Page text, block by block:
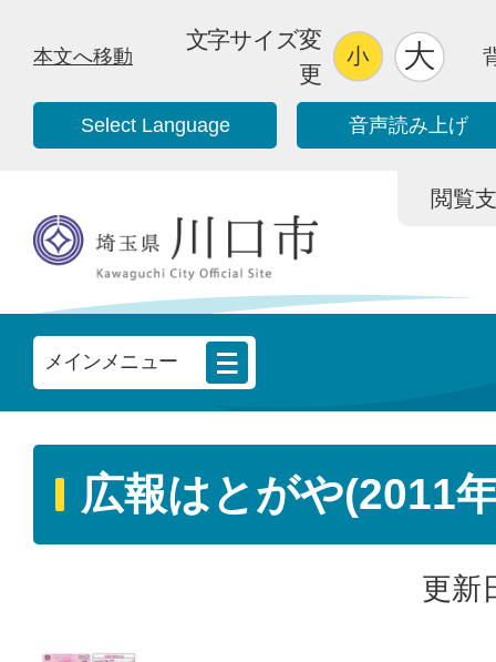
本文へ移動
文字サイズ変
更
Select Language 音声読み上げ
閲覧
メインメニュー
広報はとがや(2011
更新